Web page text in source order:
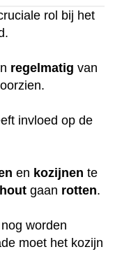
rol bij het
regelmatig van
invloed op de
en kozijnen te
hout gaan rotten.
worden
moet het kozijn